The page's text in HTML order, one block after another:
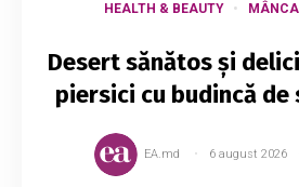
HEALTH & BEAUTY
Desert sănătos și
piersici cu budincă de
EA.md 6 august 2026